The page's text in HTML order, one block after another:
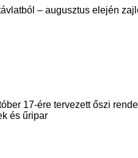
– augusztus elején
17-ére tervezett őszi
és űripar